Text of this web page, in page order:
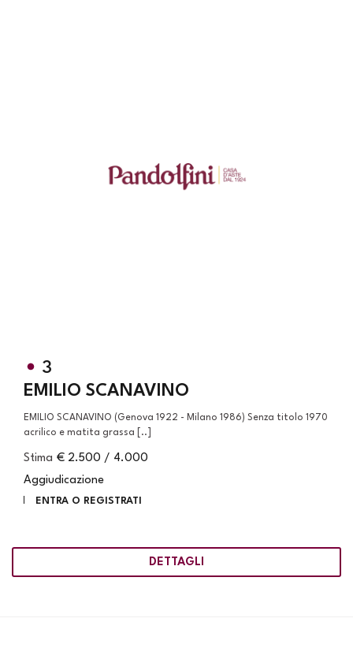
3
EMILIO SCANAVINO
EMILIO SCANAVINO (Genova 1922 - Milano 1986) Senza titolo 1970
acrilico e matita grassa [..]
Stima € 2.500 / 4.000
Aggiudicazione
ENTRA O REGISTRATI
DETTAGLI